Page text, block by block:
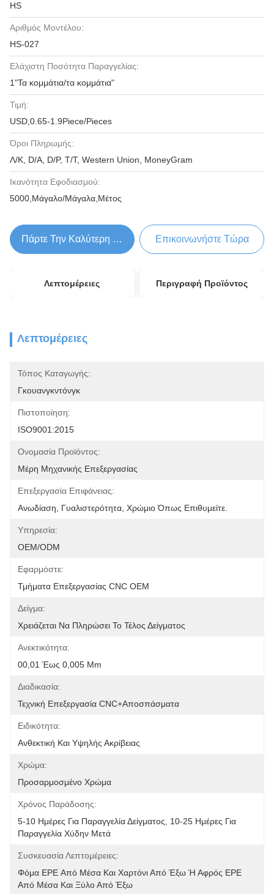
HS
Αριθμός Μοντέλου:
HS-027
Ελάχιστη Ποσότητα Παραγγελίας:
1"Τα κομμάτια/τα κομμάτια"
Τιμή:
USD,0.65-1.9Piece/Pieces
Όροι Πληρωμής:
Λ/Κ, D/A, D/P, T/T, Western Union, MoneyGram
Ικανότητα Εφοδιασμού:
5000,Μάγαλο/Μάγαλα,Μέτος
Πάρτε Την Καλύτερη Τιμή Επικοινωνήστε Τώρα
Λεπτομέρειες Περιγραφή Προϊόντος
Λεπτομέρειες
Τόπος Καταγωγής:
Γκουανγκντόνγκ
Πιστοποίηση:
ISO9001:2015
Ονομασία Προϊόντος:
Μέρη Μηχανικής Επεξεργασίας
Επεξεργασία Επιφάνειας:
Ανωδίαση, Γυαλιστερότητα, Χρώμιο Όπως Επιθυμείτε.
Υπηρεσία:
OEM/ODM
Εφαρμόστε:
Τμήματα Επεξεργασίας CNC OEM
Δείγμα:
Χρειάζεται Να Πληρώσει Το Τέλος Δείγματος
Ανεκτικότητα:
00,01 Έως 0,005 Mm
Διαδικασία:
Τεχνική Επεξεργασία CNC+αποσπάσματα
Ειδικότητα:
Ανθεκτική Και Υψηλής Ακρίβειας
Χρώμα:
Προσαρμοσμένο Χρώμα
Χρόνος Παράδοσης:
5-10 Ημέρες Για Παραγγελία Δείγματος, 10-25 Ημέρες Για
Παραγγελία Χύδην Μετά
Συσκευασία Λεπτομέρειες:
Φόμα EPE Από Μέσα Και Χαρτόνι Από Έξω Ή Αφρός EPE
Από Μέσα Και Ξύλο Από Έξω